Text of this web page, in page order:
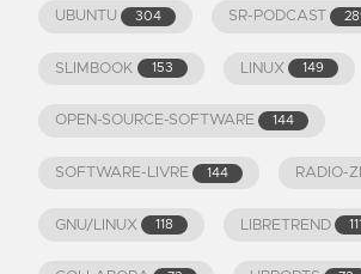
UBUNTU 304 SR-PODCAST
SLIMBOOK 153 LINUX 149
OPEN-SOURCE-SOFTWARE 144
SOFTWARE-LIVRE 144 RADIO-
GNU/LINUX 118 LIBRETREND 111